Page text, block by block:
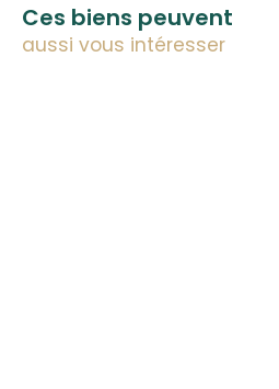
Ces biens peuvent
aussi vous intéresser